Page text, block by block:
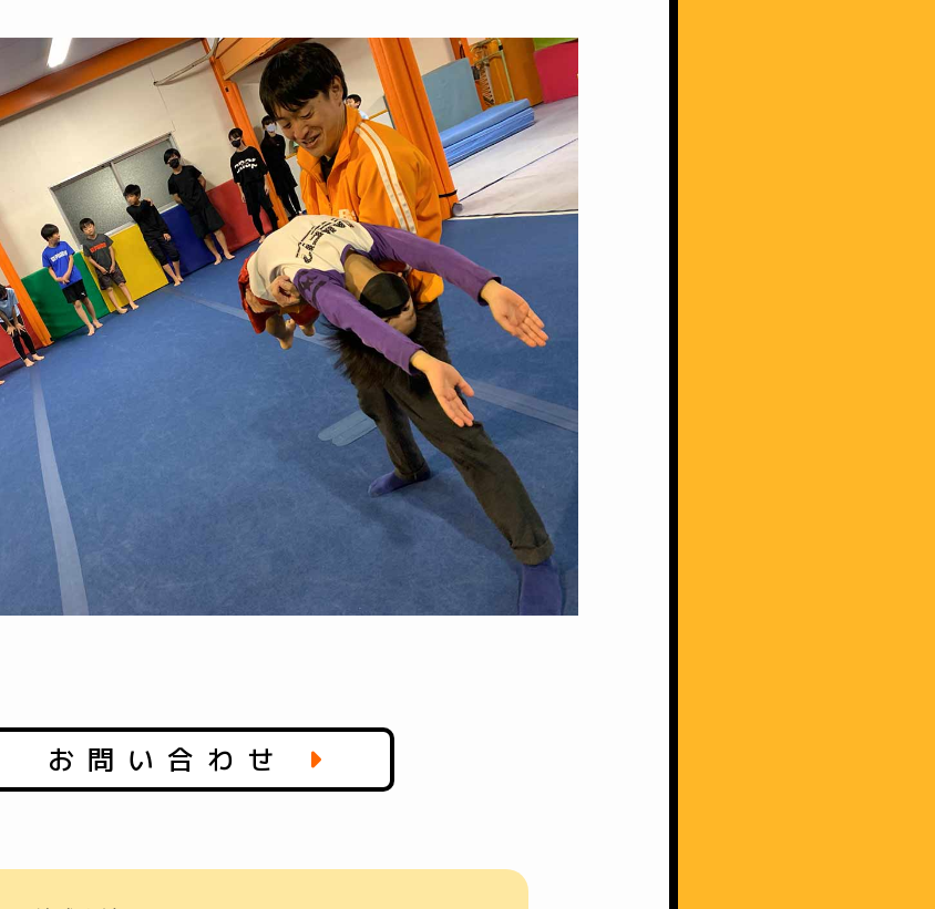
お問い合わせ